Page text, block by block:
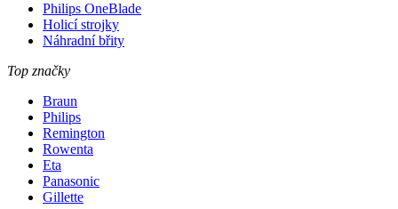
Philips OneBlade
Holicí strojky
Náhradní břity
Top značky
Braun
Philips
Remington
Rowenta
Eta
Panasonic
Gillette